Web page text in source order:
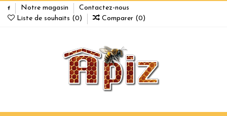
Notre magasin
Contactez-nous
Liste de souhaits (0) Comparer (0)